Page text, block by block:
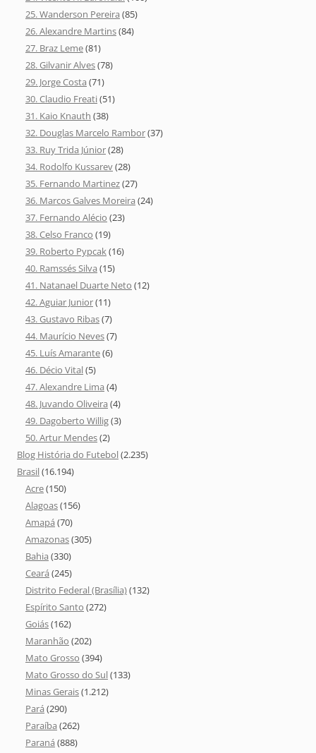
25. Wanderson Pereira (85)
26. Alexandre Martins(84)
27. Braz Leme(81)
28. Gilvanir Alves(78)
29. Jorge Costa (71)
30. Claudio Freati(51)
31. Kaio Knauth (38)
32. Douglas Marcelo Rambor(37)
33. Ruy Trida Júnior(28)
34. Rodolfo Kussarev(28)
35. Fernando Martinez(27)
36. Marcos Galves Moreira (24)
37. Fernando Alécio (23)
38. Celso Franco (19)
39. Roberto Pypcak(16)
40. Ramssés Silva (15)
41. Natanael Duarte Neto (12)
42. Aguiar Junior(11)
43. Gustavo Ribas(7)
44. Maurício Neves(7)
45. Luís Amarante(6)
46. Décio Vital(5)
47. Alexandre Lima (4)
48. Juvando Oliveira (4)
49. Dagoberto Willig(3)
50. Artur Mendes(2)
Blog História do Futebol(2.235)
Brasil(16.194)
Acre(150)
Alagoas(156)
Amapá (70)
Amazonas(305)
Bahia (330)
Ceará (245)
Distrito Federal (Brasília)(132)
Espírito Santo (272)
Goiás(162)
Maranhão (202)
Mato Grosso (394)
Mato Grosso do Sul(133)
Minas Gerais(1.212)
Pará (290)
Paraíba (262)
Paraná (888)